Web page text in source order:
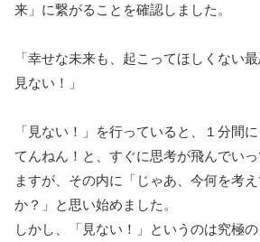
来」に繋がることを確認しました。
「幸せな未来も、起こってほしくない
見ない！」
「見ない！」を行っていると、１分間
てんねん！と、すぐに思考が飛んでい
ますが、その内に「じゃあ、今何を考
か？」と思い始めました。
しかし、「見ない！」というのは究極